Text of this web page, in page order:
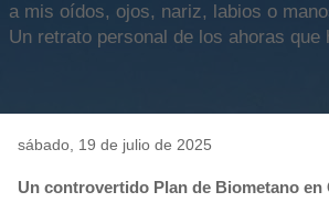
a mis oídos, ojos, nariz, labios o
Un retrato personal de los ahoras
sábado, 19 de julio de 2025
Un controvertido Plan de Biometano en